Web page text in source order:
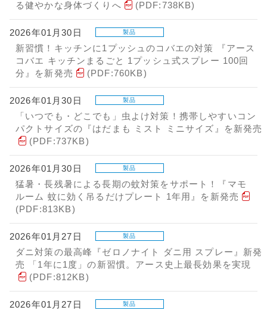
る健やかな身体づくりへ
(PDF:738KB)
2026年01月30日 製品
新習慣！キッチンに1プッシュのコバエの対策 『アース
コバエ キッチンまるごと 1プッシュ式スプレー 100回
分』を新発売
(PDF:760KB)
2026年01月30日 製品
「いつでも・どこでも」虫よけ対策！携帯しやすいコン
パクトサイズの『はだまも ミスト ミニサイズ』を新発売
(PDF:737KB)
2026年01月30日 製品
猛暑・長残暑による長期の蚊対策をサポート！『マモ
ルーム 蚊に効く吊るだけプレート 1年用』を新発売
(PDF:813KB)
2026年01月27日 製品
ダニ対策の最高峰『ゼロノナイト ダニ用 スプレー』新発
売 「1年に1度」の新習慣。アース史上最長効果を実現
(PDF:812KB)
2026年01月27日 製品